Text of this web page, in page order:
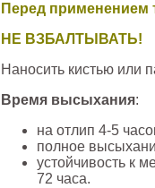
Перед применением
НЕ ВЗБАЛТЫВАТЬ!
Наносить кистью или
Время высыхания:
на отлип 4-5
полное
устойчивость к
72 часа.